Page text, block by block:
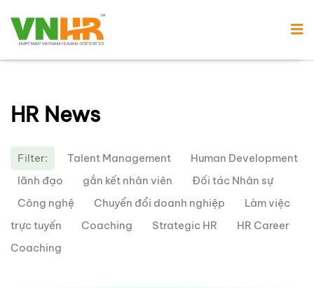
HR News
Filter: Talent Management
Human Development
lãnh đạo
gắn kết nhân viên
Đối tác Nhân sự
Công nghệ
Chuyển đổi doanh nghiệp
Làm việc
trực tuyến
Coaching Strategic HR
HR Career
Coaching